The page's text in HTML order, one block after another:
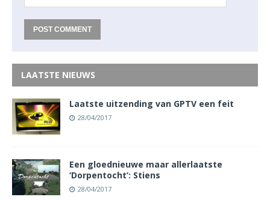
LAATSTE NIEUWS
Laatste uitzending van GPTV een feit
28/04/2017
Een gloednieuwe maar allerlaatste
‘Dorpentocht’: Stiens
28/04/2017